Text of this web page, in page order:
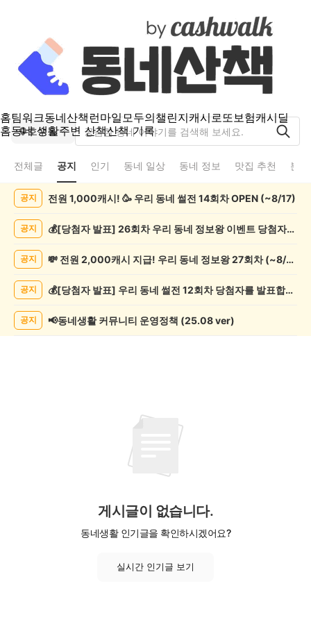
홈팀워크동네산책런마일모두의챌린지캐시로또보험캐시딜
홈동네 생활주변 산책산책 기록
호수동
전체글 공지 인기 동네 일상 동네 정보 맛집 추천 분
공지 전원 1,000캐시! 🥳 우리 동네 썰전 14회차 OPEN (~8/17)
공지 💰[당첨자 발표] 26회차 우리 동네 정보왕 이벤트 당첨자를 발표합니다!
공지 💸 전원 2,000캐시 지급! 우리 동네 정보왕 27회차 (~8/10)
공지 💰[당첨자 발표] 우리 동네 썰전 12회차 당첨자를 발표합니다!
공지 📢동네생활 커뮤니티 운영정책 (25.08 ver)
게시글이 없습니다.
동네생활 인기글을 확인하시겠어요?
실시간 인기글 보기